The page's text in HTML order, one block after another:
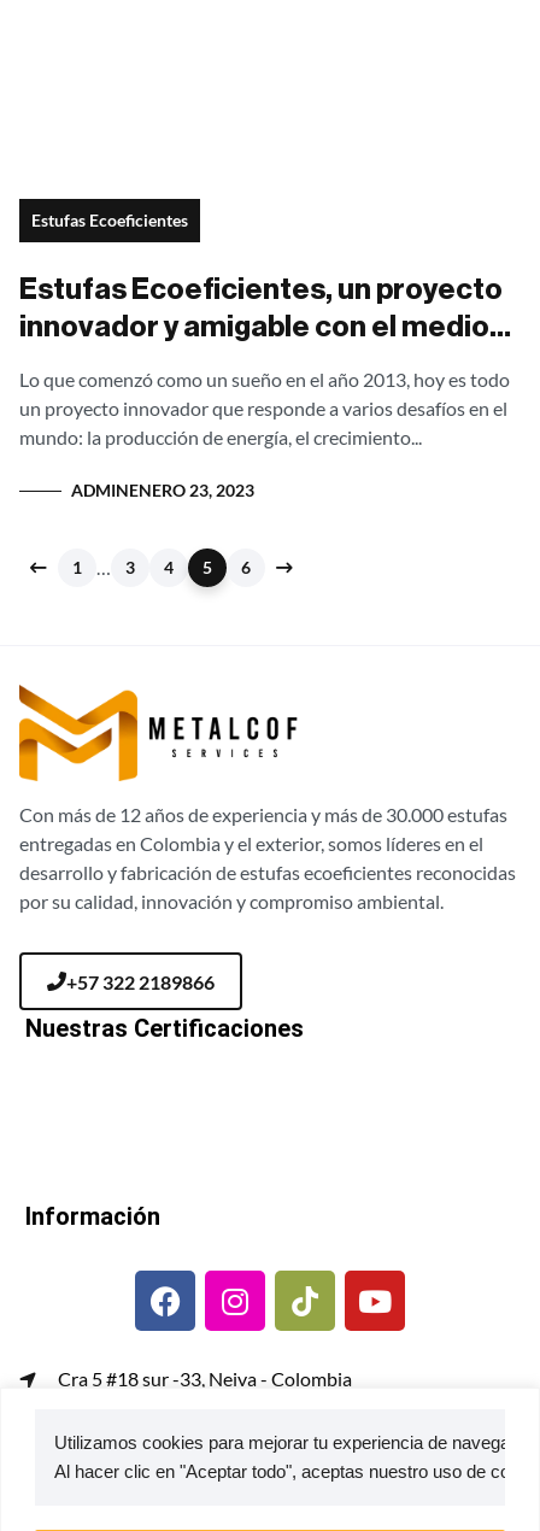
Utilizamos cookies para mejorar tu experiencia de
Estufas Ecoeficientes
Estufas Ecoeficientes, un proyecto
innovador y amigable con el medio
Lo que comenzó como un sueño en el año 2013, hoy es todo
un proyecto innovador que responde a varios desafíos en el
mundo: la producción de energía, el crecimiento...
ADMINENERO 23, 2023
1 … 3 4 5 6
Con más de 12 años de experiencia y más de 30.000 estufas
entregadas en Colombia y el exterior, somos líderes en el
desarrollo y fabricación de estufas ecoeficientes reconocidas
por su calidad, innovación y compromiso ambiental.
+57 322 2189866
Nuestras Certificaciones
Información
Cra 5 #18 sur -33, Neiva - Colombia
Atención al usuario | PQRS